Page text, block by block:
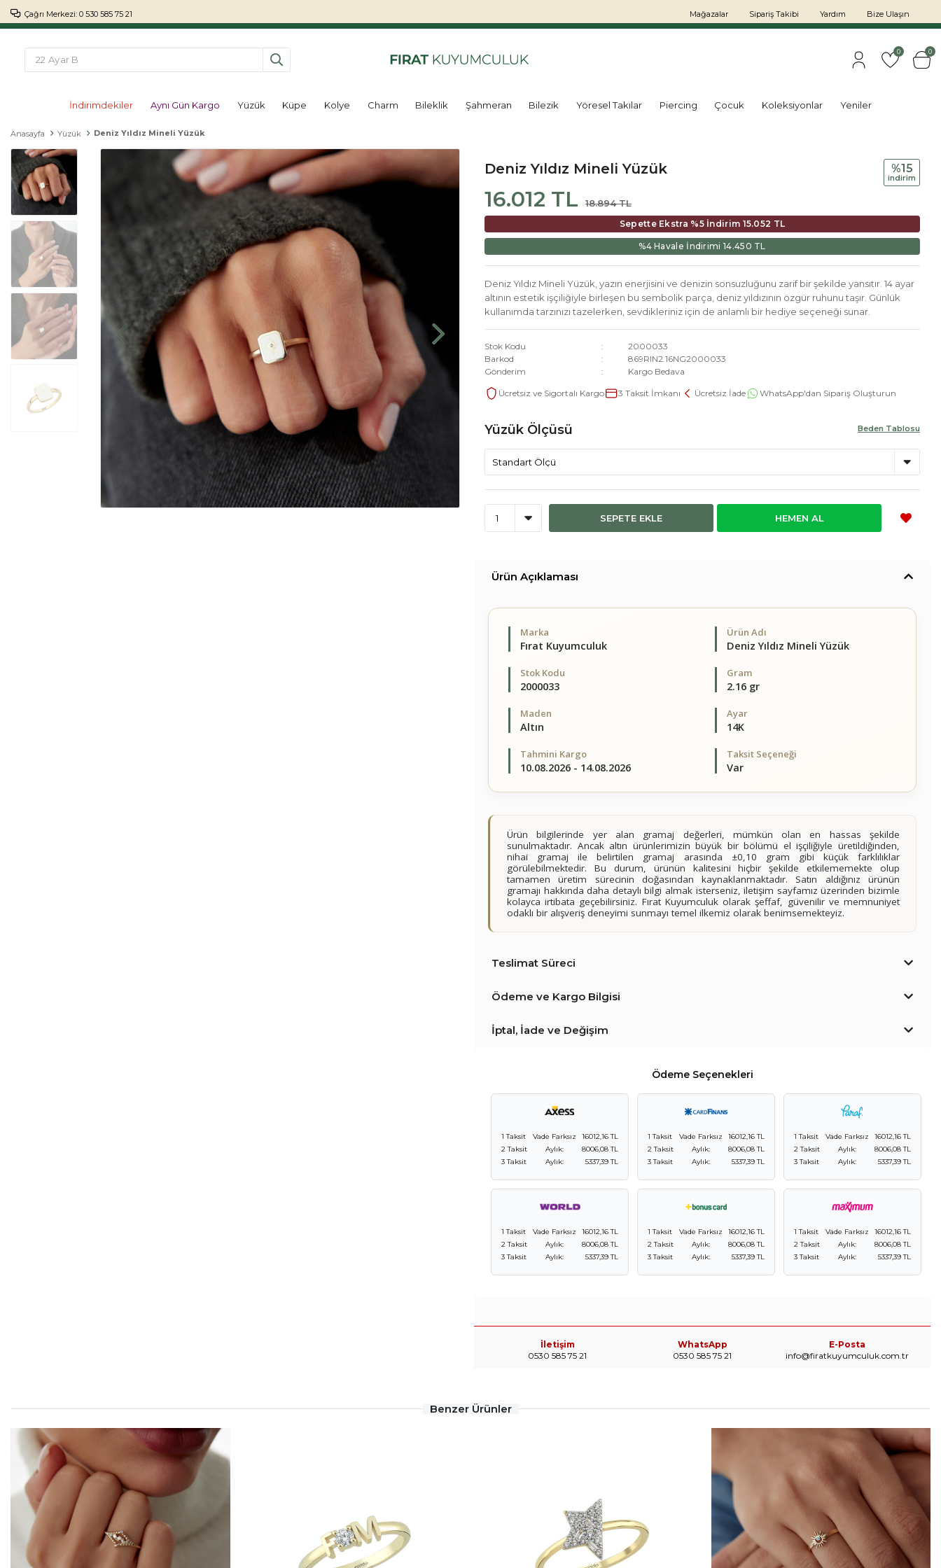
Çağrı Merkezi: 0 530 585 75 21 Mağazalar Sipariş Takibi Yardım Bize Ulaşın
0 0
İndirimdekiler Aynı Gün Kargo Yüzük Küpe Kolye Charm Bileklik Şahmeran Bilezik Yöresel Takılar Piercing Çocuk Koleksiyonlar Yeniler
Anasayfa Yüzük Deniz Yıldız Mineli Yüzük
Deniz Yıldız Mineli Yüzük
16.012 TL 18.894 TL
%15
i̇ndi̇ri̇m
Sepette Ekstra %5 İndirim 15.052 TL
%4 Havale İndirimi 14.450 TL
Deniz Yıldız Mineli Yüzük, yazın enerjisini ve denizin sonsuzluğunu zarif bir şekilde yansıtır. 14 ayar
altının estetik işçiliğiyle birleşen bu sembolik parça, deniz yıldızının özgür ruhunu taşır. Günlük
kullanımda tarzınızı tazelerken, sevdikleriniz için de anlamlı bir hediye seçeneği sunar.
Stok Kodu
2000033
Barkod
869RIN2.16NG2000033
Gönderim
Kargo Bedava
Ücretsiz ve Sigortalı Kargo 3 Taksit İmkanı Ücretsiz İade WhatsApp'dan Sipariş Oluşturun
Beden Tablosu
Yüzük Ölçüsü
SEPETE EKLE HEMEN AL
Ürün Açıklaması
Marka
Fırat Kuyumculuk
Ürün Adı
Deniz Yıldız Mineli Yüzük
Stok Kodu
2000033
Gram
2.16 gr
Maden
Altın
Ayar
14K
Tahmini Kargo
10.08.2026 - 14.08.2026
Taksit Seçeneği
Var
Ürün bilgilerinde yer alan gramaj değerleri, mümkün olan en hassas şekilde
sunulmaktadır. Ancak altın ürünlerimizin büyük bir bölümü el işçiliğiyle üretildiğinden,
nihai gramaj ile belirtilen gramaj arasında ±0,10 gram gibi küçük farklılıklar
görülebilmektedir. Bu durum, ürünün kalitesini hiçbir şekilde etkilememekte olup
tamamen üretim sürecinin doğasından kaynaklanmaktadır. Satın aldığınız ürünün
gramajı hakkında daha detaylı bilgi almak isterseniz, iletişim sayfamız üzerinden bizimle
kolayca irtibata geçebilirsiniz. Fırat Kuyumculuk olarak şeffaf, güvenilir ve memnuniyet
odaklı bir alışveriş deneyimi sunmayı temel ilkemiz olarak benimsemekteyiz.
Teslimat Süreci
Ödeme ve Kargo Bilgisi
İptal, İade ve Değişim
Ödeme Seçenekleri
1 Taksit Vade Farksız
16012,16 TL
2 Taksit
Aylık:
8006,08 TL
3 Taksit
Aylık: 5337,39 TL
1 Taksit Vade Farksız
16012,16 TL
2 Taksit
Aylık:
8006,08 TL
3 Taksit
Aylık: 5337,39 TL
1 Taksit Vade Farksız
16012,16 TL
2 Taksit
Aylık:
8006,08 TL
3 Taksit
Aylık: 5337,39 TL
1 Taksit Vade Farksız
16012,16 TL
2 Taksit
Aylık:
8006,08 TL
3 Taksit
Aylık: 5337,39 TL
1 Taksit Vade Farksız
16012,16 TL
2 Taksit
Aylık:
8006,08 TL
3 Taksit
Aylık: 5337,39 TL
1 Taksit Vade Farksız
16012,16 TL
2 Taksit
Aylık:
8006,08 TL
3 Taksit
Aylık: 5337,39 TL
İletişim
0530 585 75 21
WhatsApp
0530 585 75 21
E-Posta
info@firatkuyumculuk.com.tr
Benzer Ürünler